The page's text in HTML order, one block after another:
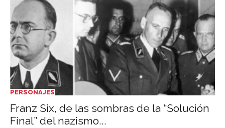
Hoy
PERSONAJES
Franz Six, de las sombras de la “Solución
Final” del nazismo...